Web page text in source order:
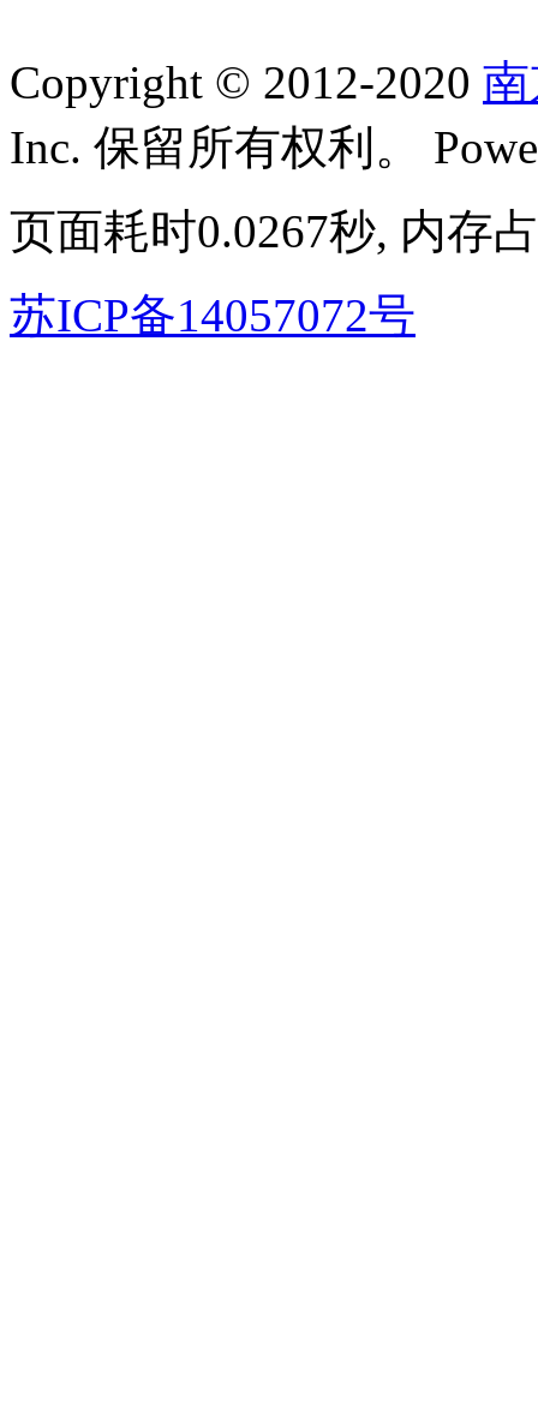
Copyright © 2012-2020
Inc. 保留所有权利。
页面耗时0.0267秒, 内存
苏ICP备14057072号